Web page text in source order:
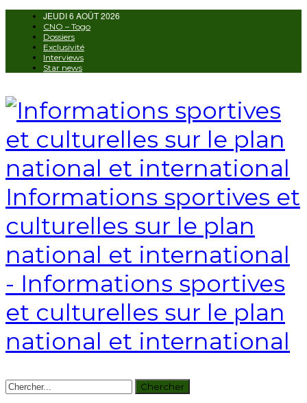
JEUDI 6 AOÛT 2026
CNO – Togo
Dossiers
Exclusivité
Interviews
Star news
Informations sportives et
culturelles sur le plan
national et international
- Informations sportives
et culturelles sur le plan
national et international
AUTORISATION DE LA HAAC N°0134/